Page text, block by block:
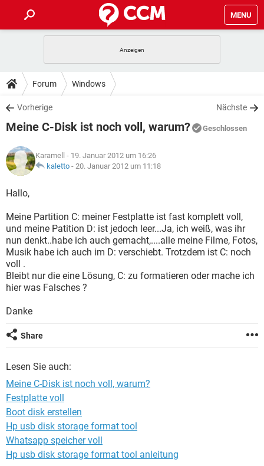
MENU
ANDROID
WINDOWS 10
WHATSAPP TIKTOK
FACEBOOK
TIPPS & TRICKS
SPIELE
WHATSAPP TIKTOK
FACEBOOK
DOWNLOADS
SPIELE STREAMING
ANDROID
WINDOWS 10 INSTAGRAM
WHATSAPP
SPIELE STREAMING
ANDROID
WINDOWS 10
WHATSAPP TIKTOK
FACEBOOK HARDWARE
LEXIKON
SPIELE
WINDOWS 10 INSTAGRAM
WHATSAPP TIKTOK
FACEBOOK
Forum Windows
Vorherige Nächste
Meine C-Disk ist noch voll, warum? Geschlossen
Karamell - 19. Januar 2012 um 16:26
kaletto - 20. Januar 2012 um 11:18
Hallo,
Meine Partition C: meiner Festplatte ist fast komplett voll,
und meine Patition D: ist jedoch leer...Ja, ich weiß, was ihr
nun denkt..habe ich auch gemacht,....alle meine Filme, Fotos,
Musik habe ich auch im D: verschiebt. Trotzdem ist C: noch
voll .
Bleibt nur die eine Lösung, C: zu formatieren oder mache ich
hier was Falsches ?
Danke
Share
Lesen Sie auch:
Meine C-Disk ist noch voll, warum?
Festplatte voll
Boot disk erstellen
Hp usb disk storage format tool
Whatsapp speicher voll
Hp usb disk storage format tool anleitung